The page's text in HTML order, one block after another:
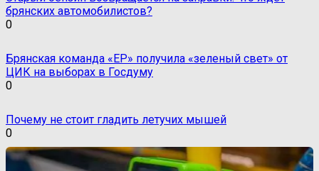
брянских автомобилистов?
0
Брянская команда «ЕР» получила «зеленый свет» от
ЦИК на выборах в Госдуму
0
Почему не стоит гладить летучих мышей
0